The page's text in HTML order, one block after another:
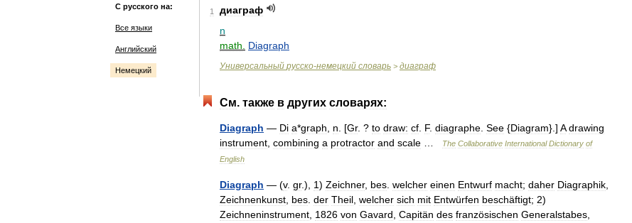
С русского на:
Все языки
Английский
Немецкий
1
диаграф
n
math
Diagraph
Универсальный русско-немецкий словарь > диаграф
См. также в других словарях:
Diagraph — Di a*graph n . [Gr. ? to draw: cf F. diagraphe See {Diagram}.] A drawing
instrument combining a protractor and scale The Collaborative International Dictionary of
English
Diagraph — (v. gr.), 1) Zeichner, bes welcher einen Entwurf macht; daher Diagraphik
Zeichnenkunst bes der Theil welcher sich mit Entwürfen beschäftigt; 2)
Zeichneninstrument 1826 von Gavard Capitän des französischen Generalstabes